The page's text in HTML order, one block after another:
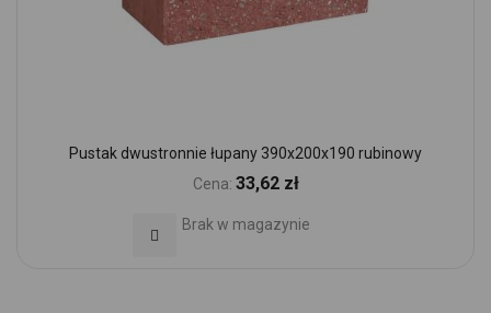
Pustak dwustronnie łupany 390x200x190 rubinowy
Cena: 33,62 zł
Brak w magazynie
Dodaj do Ulubionych